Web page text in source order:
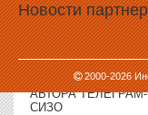
Новости
2000-2026
поправках к
до 2025 года,
07.12.2018, 17:09
АВТОРА
СИЗО